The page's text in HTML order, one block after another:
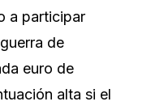
a participar
de
euro de
alta si el